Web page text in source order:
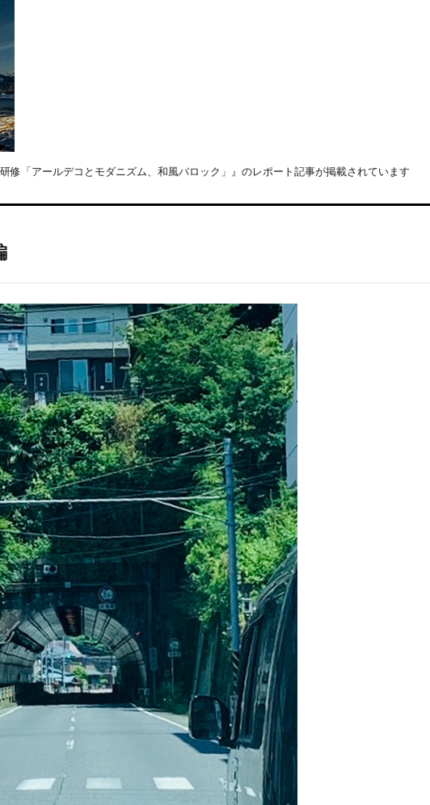
修「アールデコとモダニズム、和風バロック」』のレポート記事が掲載されています